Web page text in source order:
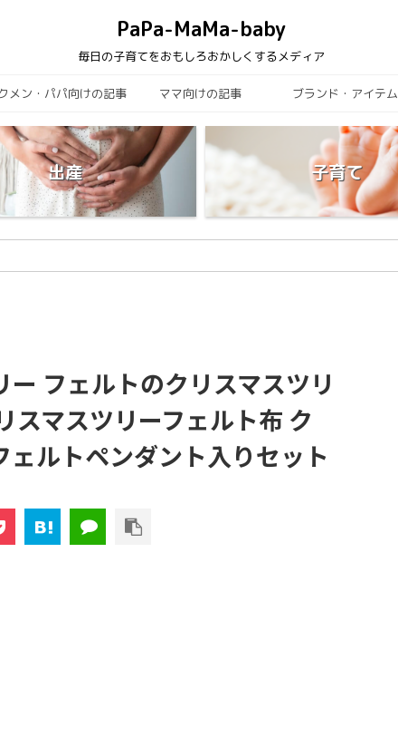
PaPa-MaMa-baby
毎日の子育てをおもしろおかしくするメディア
メン・パパ向けの記事 ママ向けの記事 ブランド・アイテム
出産 子育て
フェルトのクリスマスツリ
スマスツリーフェルト布 ク
ルトペンダント入りセット